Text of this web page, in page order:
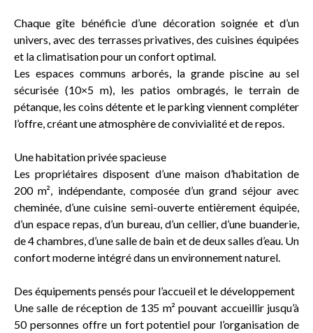
Chaque gîte bénéficie d’une décoration soignée et d’un
univers, avec des terrasses privatives, des cuisines équipées
et la climatisation pour un confort optimal.
Les espaces communs arborés, la grande piscine au sel
sécurisée (10×5 m), les patios ombragés, le terrain de
pétanque, les coins détente et le parking viennent compléter
l’offre, créant une atmosphère de convivialité et de repos.
Une habitation privée spacieuse
Les propriétaires disposent d’une maison d’habitation de
200 m², indépendante, composée d’un grand séjour avec
cheminée, d’une cuisine semi-ouverte entièrement équipée,
d’un espace repas, d’un bureau, d’un cellier, d’une buanderie,
de 4 chambres, d’une salle de bain et de deux salles d’eau. Un
confort moderne intégré dans un environnement naturel.
Des équipements pensés pour l’accueil et le développement
Une salle de réception de 135 m² pouvant accueillir jusqu’à
50 personnes offre un fort potentiel pour l’organisation de